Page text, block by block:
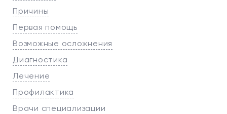
Причины
Первая помощь
Возможные осложнения
Диагностика
Лечение
Профилактика
Врачи специализации